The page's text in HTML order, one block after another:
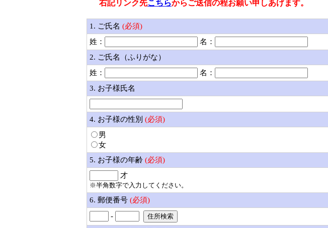
右記リンク先こちらからご送信の程お願い申しあげます。
1. ご氏名 (必須)
姓：
名：
2. ご氏名（ふりがな）
姓：
名：
3. お子様氏名
4. お子様の性別 (必須)
男
女
5. お子様の年齢 (必須)
才
※半角数字で入力してください。
6. 郵便番号 (必須)
-